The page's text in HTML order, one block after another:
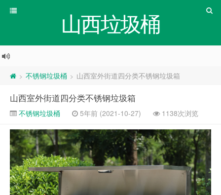
山西垃圾桶
> 不锈钢垃圾桶 > 山西室外街道四分类不锈钢垃圾箱
山西室外街道四分类不锈钢垃圾箱
不锈钢垃圾桶 5年前 (2021-10-27) 1138次浏览